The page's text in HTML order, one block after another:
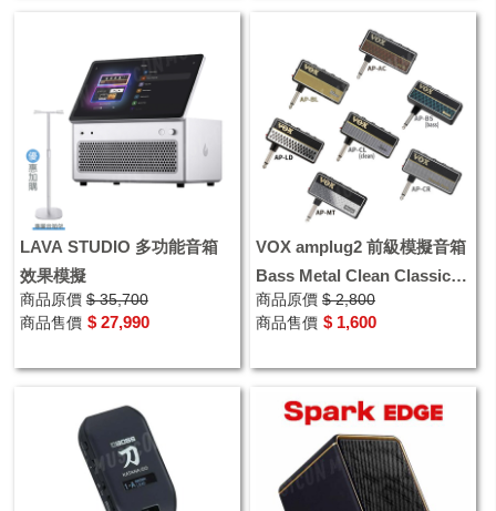
LAVA STUDIO 多功能音箱
效果模擬
商品原價 $ 35,700
商品售價 $ 27,990
VOX amplug2 前級模擬音箱
Bass Metal Clean Classic
Rock 耳機練習
商品原價 $ 2,800
商品售價 $ 1,600